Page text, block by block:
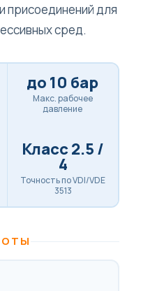
присоединений для
сред.
до 10 бар
Макс. рабочее
давление
Класс 2.5 /
4
Точность по VDI/VDE
3513